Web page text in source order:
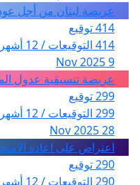
عريضة لبنان من أجل
414 توقيع
414 التوقيعات / 12 أشهر
9 Nov 2025
عريضة تنسيقية عدول
299 توقيع
299 التوقيعات / 12 أشهر
28 Nov 2025
اعتراض على اعادة
290 توقيع
290 التوقيعات / 12 أشهر